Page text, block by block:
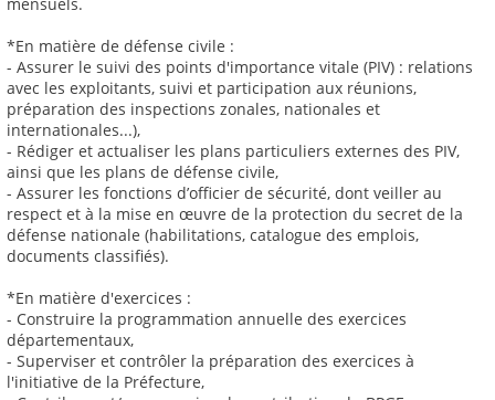
*En matière de défense civile :
- Assurer le suivi des points d'importance vitale (PIV) : relations
avec les exploitants, suivi et participation aux réunions,
préparation des inspections zonales, nationales et
internationales...),
- Rédiger et actualiser les plans particuliers externes des PIV,
ainsi que les plans de défense civile,
- Assurer les fonctions d’officier de sécurité, dont veiller au
respect et à la mise en œuvre de la protection du secret de la
défense nationale (habilitations, catalogue des emplois,
documents classifiés).
*En matière d'exercices :
- Construire la programmation annuelle des exercices
départementaux,
- Superviser et contrôler la préparation des exercices à
l'initiative de la Préfecture,